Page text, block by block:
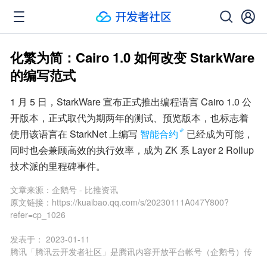
化繁为简：Cairo 1.0 如何改变 StarkWare
的编写范式
1 月 5 日，StarkWare 宣布正式推出编程语言 Cairo 1.0 公
开版本，正式取代为期两年的测试、预览版本，也标志着
使用该语言在 StarkNet 上编写 智能合约
已经成为可能，
同时也会兼顾高效的执行效率，成为 ZK 系 Layer 2 Rollup
技术派的里程碑事件。
文章来源： 企鹅号 - 比推资讯
原文链接： https://kuaibao.qq.com/s/20230111A047Y800?
refer=cp_1026
发表于： 2023-01-11
腾讯「腾讯云开发者社区」是腾讯内容开放平台帐号（企鹅号）传